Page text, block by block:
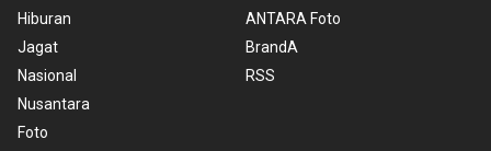
Hiburan
Jagat
Nasional
Nusantara
Foto
ANTARA Foto
BrandA
RSS